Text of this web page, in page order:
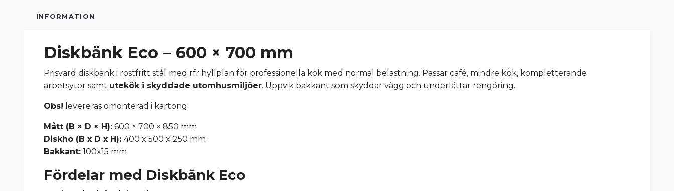
INFORMATION
Diskbänk Eco – 600 × 700 mm
Prisvärd diskbänk i rostfritt stål med rfr hyllplan för professionella kök med normal belastning. Passar café, mindre kök, kompletterande
arbetsytor samt utekök i skyddade utomhusmiljöer. Uppvik bakkant som skyddar vägg och underlättar rengöring.
Obs! levereras omonterad i kartong.
Mått (B × D × H): 600 × 700 × 850 mm
Diskho (B x D x H): 400 x 500 x 250 mm
Bakkant: 100x15 mm
Fördelar med Diskbänk Eco